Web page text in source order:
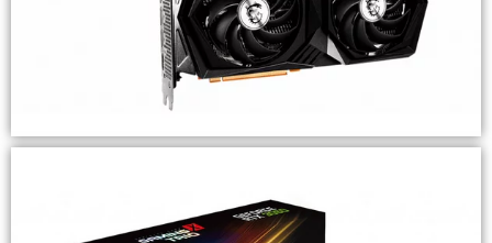
MSI GeForce RTX 3050 GAMING X 8G